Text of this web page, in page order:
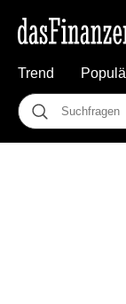
Trend